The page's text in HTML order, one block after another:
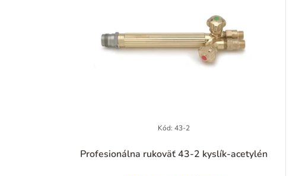
Profesionálna rukoväť 43-2 kyslík-acetylén
Kód: 43-2